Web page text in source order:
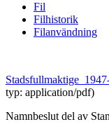
Fil
Filhistorik
Filanvändning
typ: application/pdf)
Namnbeslut del av